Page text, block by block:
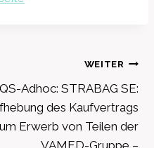
WEITER
Adhoc: STRABAG SE:
des Kaufvertrags
Erwerb von Teilen der
VAMED-Gruppe –